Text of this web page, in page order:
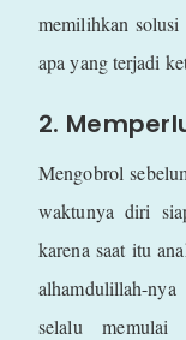
memilihkan
apa yang terjadi
2.
Mengobrol
waktunya diri
karena saat itu
alhamdulillah-
selalu memulai